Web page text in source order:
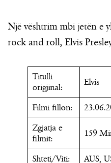
Një vështrim mbi jetën e
rock and roll, Elvis
Titulli
origjinal:
Elvis
Filmi fillon:
Zgjatja e
filmit:
159
Shteti/Viti:
AUS,